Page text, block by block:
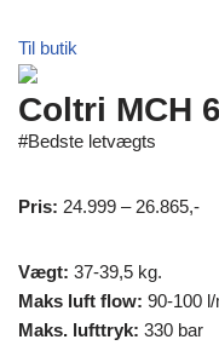
Til butik
Coltri MCH
#Bedste letvægts
Pris: 24.999 – 26.865,-
Vægt: 37-39,5 kg.
Maks luft flow: 90-100
Maks. lufttryk: 330 bar